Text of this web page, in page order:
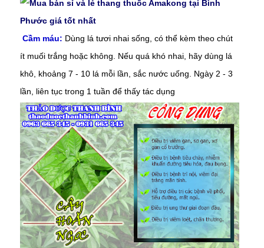
Cầm máu: Dùng lá tươi nhai sống, có thể kèm theo chút
ít muối trắng hoặc không. Nếu quá khó nhai, hãy dùng lá
khô, khoảng 7 - 10 lá mỗi lần, sắc nước uống. Ngày 2 - 3
lần, liên tục trong 1 tuần để thấy tác dụng